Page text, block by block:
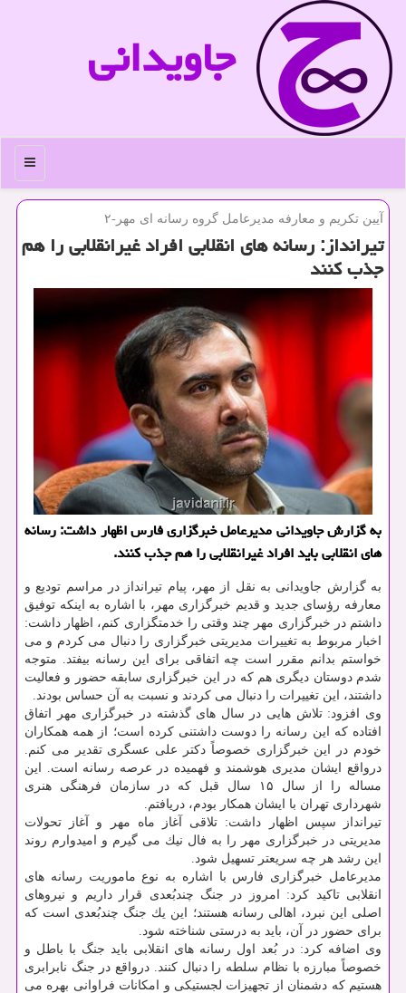
جاویدانی
منو
آیین تكریم و معارفه مدیرعامل گروه رسانه ای مهر-۲
تیرانداز: رسانه های انقلابی افراد غیرانقلابی را هم
جذب كنند
به گزارش جاویدانی مدیرعامل خبرگزاری فارس اظهار داشت: رسانه
های انقلابی باید افراد غیرانقلابی را هم جذب كنند.
به گزارش جاویدانی به نقل از مهر، پیام تیرانداز در مراسم تودیع و
معارفه رؤسای جدید و قدیم خبرگزاری مهر، با اشاره به اینكه توفیق
داشتم در خبرگزاری مهر چند وقتی را خدمتگزاری كنم، اظهار داشت:
اخبار مربوط به تغییرات مدیریتی خبرگزاری را دنبال می كردم و می
خواستم بدانم مقرر است چه اتفاقی برای این رسانه بیفتد. متوجه
شدم دوستان دیگری هم كه در این خبرگزاری سابقه حضور و فعالیت
داشتند، این تغییرات را دنبال می كردند و نسبت به آن حساس بودند.
وی افزود: تلاش هایی در سال های گذشته در خبرگزاری مهر اتفاق
افتاده كه این رسانه را دوست داشتنی كرده است؛ از همه همكاران
خودم در این خبرگزاری خصوصاً دكتر علی عسگری تقدیر می كنم.
درواقع ایشان مدیری هوشمند و فهمیده در عرصه رسانه است. این
مساله را از سال ۱۵ سال قبل كه در سازمان فرهنگی هنری
شهرداری تهران با ایشان همكار بودم، دریافتم.
تیرانداز سپس اظهار داشت: تلاقی آغاز ماه مهر و آغاز تحولات
مدیریتی در خبرگزاری مهر را به فال نیك می گیرم و امیدوارم روند
این رشد هر چه سریعتر تسهیل شود.
مدیرعامل خبرگزاری فارس با اشاره به نوع ماموریت رسانه های
انقلابی تاكید كرد: امروز در جنگ چندبُعدی قرار داریم و نیروهای
اصلی این نبرد، اهالی رسانه هستند؛ این یك جنگ چندبُعدی است كه
برای حضور در آن، باید به درستی شناخته شود.
وی اضافه كرد: در بُعد اول رسانه های انقلابی باید جنگ با باطل و
خصوصاً مبارزه با نظام سلطه را دنبال كنند. درواقع در جنگ نابرابری
هستیم كه دشمنان از تجهیزات لجستیكی و امكانات فراوانی بهره می